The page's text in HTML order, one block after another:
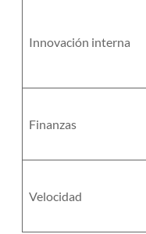
Innovación interna
Finanzas
Velocidad